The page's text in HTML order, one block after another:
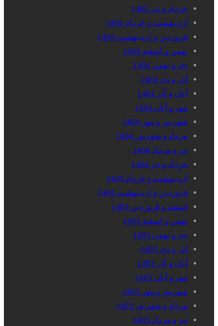
خرداد و تیر 1405
اردیبهشت و خرداد 1405
فروردین و اردیبهشت 1405
بهمن و اسفند 1404
دی و بهمن 1404
آذر و دی 1404
آبان و آذر 1404
مهر و آبان 1404
شهریور و مهر 1404
مرداد و شهریور 1404
تیر و مرداد 1404
خرداد و تیر 1404
اردیبهشت و خرداد 1404
فروردین و اردیبهشت 1404
اسفند و فروردین 1403
بهمن و اسفند 1403
دی و بهمن 1403
آذر و دی 1403
آبان و آذر 1403
مهر و آبان 1403
شهریور و مهر 1403
مرداد و شهریور 1403
تیر و مرداد 1403